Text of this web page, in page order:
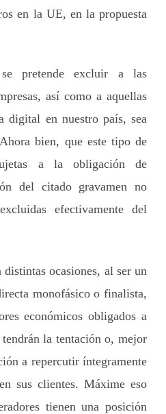
en la UE, en la propuesta
pretende excluir a las
así como a aquellas
digital en nuestro país, sea
bien, que este tipo de
a la obligación de
del citado gravamen no
efectivamente del
ocasiones, al ser un
monofásico o finalista,
económicos obligados a
la tentación o, mejor
a repercutir íntegramente
sus clientes. Máxime eso
tienen una posición